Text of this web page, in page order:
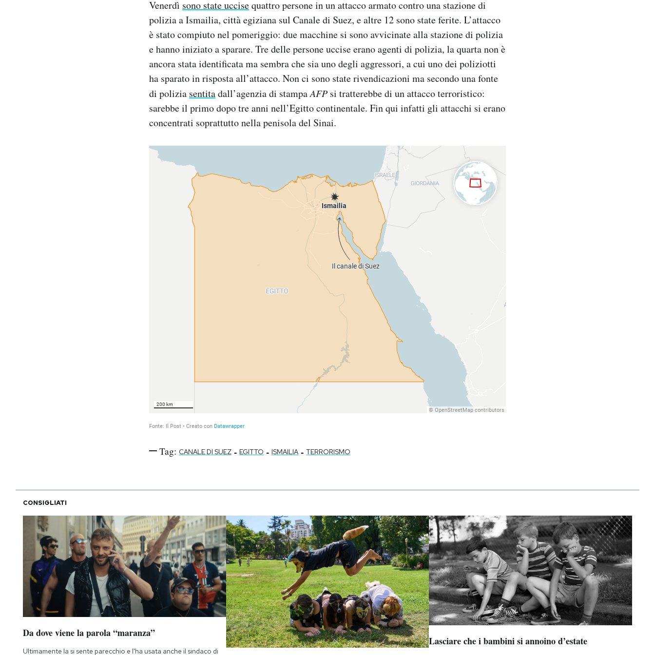
Venerdì sono state uccisequattro persone in un attacco armato contro una stazione di
polizia a Ismailia, città egiziana sul Canale di Suez, e altre 12 sono state ferite. L’attacco
è stato compiuto nel pomeriggio: due macchine si sono avvicinate alla stazione di polizia
e hanno iniziato a sparare. Tre delle persone uccise erano agenti di polizia, la quarta non è
ancora stata identificata ma sembra che sia uno degli aggressori, a cui uno dei poliziotti
ha sparato in risposta all’attacco. Non ci sono state rivendicazioni ma secondo una fonte
di polizia sentitadall’agenzia di stampaAFP si tratterebbe di un attacco terroristico:
sarebbe il primo dopo tre anni nell’Egitto continentale. Fin qui infatti gli attacchi si erano
concentrati soprattutto nella penisola del Sinai.
Tag: CANALE DI SUEZ - EGITTO - ISMAILIA - TERRORISMO
CONSIGLIATI
Da dove viene la parola “maranza”
Ultimamente la si sente parecchio e l'ha usata anche il sindaco di
Lasciare che i bambini si annoino d’estate